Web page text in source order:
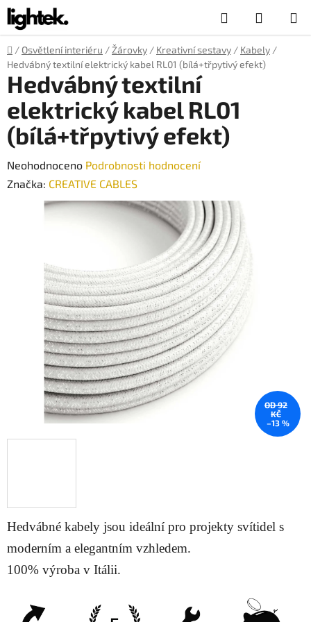
Přejít
na
obsah
Hledat
KOŠÍK
Domů
/ Osvětlení interiéru / Žárovky / Kreativní sestavy / Kabely /
Hedvábný textilní elektrický kabel RL01 (bílá+třpytivý efekt)
Hedvábné kabely jsou ideální pro projekty svítidel s
moderním a elegantním vzhledem.
100% výroba v Itálii.
Hedvábný textilní
elektrický kabel RL01
(bílá+třpytivý efekt)
Průměrné
hodnocení
produktu
hvězdiček.
Neohodnoceno Podrobnosti hodnocení
Značka: CREATIVE CABLES
OD 92
KČ
–13 %